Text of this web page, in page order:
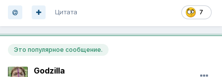
7
Цитата
Это популярное сообщение.
Godzilla